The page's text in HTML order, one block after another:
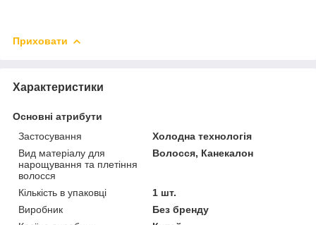
Приховати
Характеристики
Основні атрибути
Застосування
Холодна технологія
Вид матеріалу для
нарощування та плетіння
волосся
Волосся, Канекалон
Кількість в упаковці
1 шт.
Виробник
Без бренду